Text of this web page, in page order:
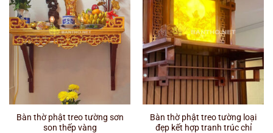
Bàn thờ phật treo tường sơn
son thếp vàng
Bàn thờ phật treo tường loại
đẹp kết hợp tranh trúc chỉ